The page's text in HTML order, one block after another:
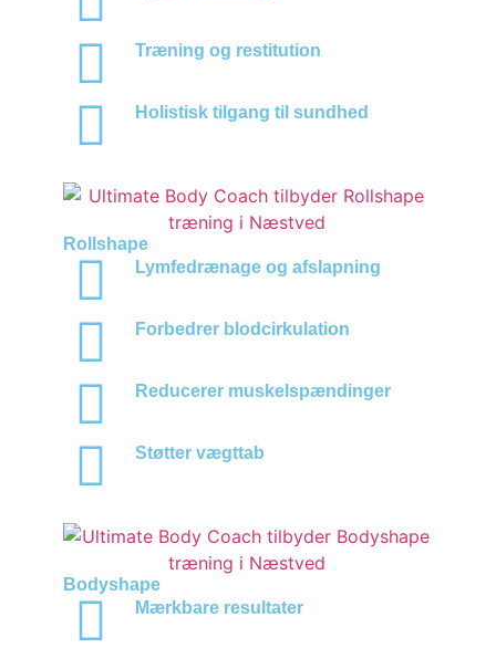
Træning og restitution
Holistisk tilgang til sundhed
Rollshape
Lymfedrænage og afslapning
Forbedrer blodcirkulation
Reducerer muskelspændinger
Støtter vægttab
Bodyshape
Mærkbare resultater